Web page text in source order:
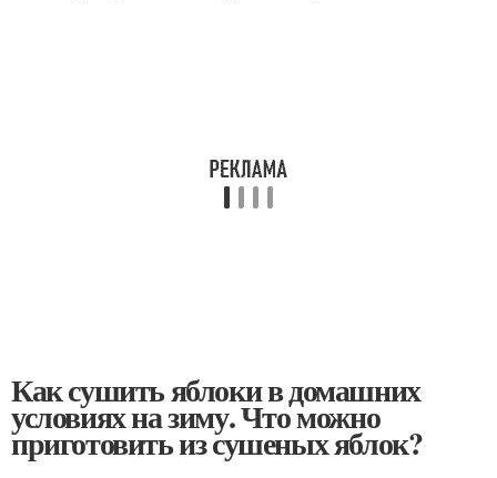
Как сушить яблоки в домашних
условиях на зиму. Что можно
приготовить из сушеных яблок?